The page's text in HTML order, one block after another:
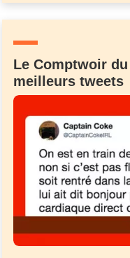
Le Comptwoir
meilleurs tweets